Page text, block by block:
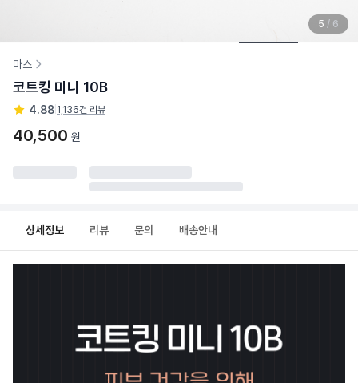
5 / 6
마스
코트킹 미니 10B
4.88 1,136건 리뷰
40,500 원
상세정보 리뷰 문의 배송안내